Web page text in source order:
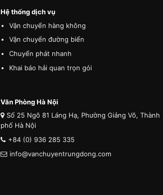
Hệ thống dịch vụ
Vận chuyển hàng không
Vận chuyển đường biển
Chuyển phát nhanh
Khai báo hải quan trọn gói
Văn Phòng Hà Nội
Số 25 Ngõ 81 Láng Hạ, Phường Giảng Võ, Thành
phố Hà Nội
+84 (0) 936 285 335
info@vanchuyentrungdong.com